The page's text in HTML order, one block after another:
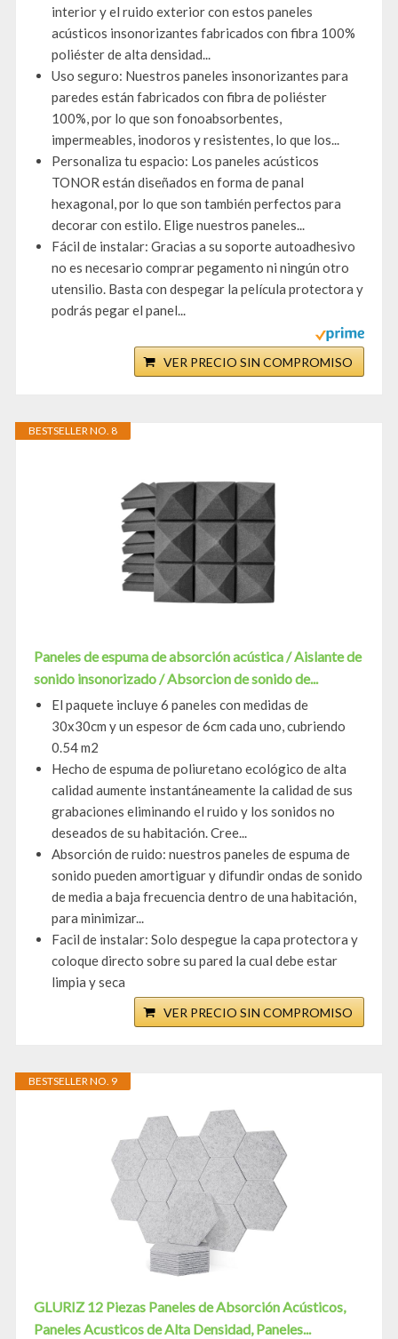
interior y el ruido exterior con estos paneles
acústicos insonorizantes fabricados con fibra 100%
poliéster de alta densidad...
Uso seguro: Nuestros paneles insonorizantes para
paredes están fabricados con fibra de poliéster
100%, por lo que son fonoabsorbentes,
impermeables, inodoros y resistentes, lo que los...
Personaliza tu espacio: Los paneles acústicos
TONOR están diseñados en forma de panal
hexagonal, por lo que son también perfectos para
decorar con estilo. Elige nuestros paneles...
Fácil de instalar: Gracias a su soporte autoadhesivo
no es necesario comprar pegamento ni ningún otro
utensilio. Basta con despegar la película protectora y
podrás pegar el panel...
VER PRECIO SIN COMPROMISO
BESTSELLER NO. 8
Paneles de espuma de absorción acústica / Aislante de
sonido insonorizado / Absorcion de sonido de...
El paquete incluye 6 paneles con medidas de
30x30cm y un espesor de 6cm cada uno, cubriendo
0.54 m2
Hecho de espuma de poliuretano ecológico de alta
calidad aumente instantáneamente la calidad de sus
grabaciones eliminando el ruido y los sonidos no
deseados de su habitación. Cree...
Absorción de ruido: nuestros paneles de espuma de
sonido pueden amortiguar y difundir ondas de sonido
de media a baja frecuencia dentro de una habitación,
para minimizar...
Facil de instalar: Solo despegue la capa protectora y
coloque directo sobre su pared la cual debe estar
limpia y seca
VER PRECIO SIN COMPROMISO
BESTSELLER NO. 9
GLURIZ 12 Piezas Paneles de Absorción Acústicos,
Paneles Acusticos de Alta Densidad, Paneles...